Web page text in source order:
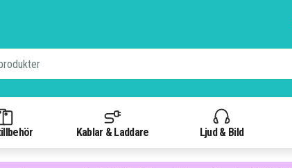
Kablar & Laddare Ljud & Bild